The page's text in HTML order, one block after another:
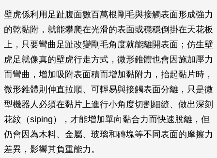
壁虎係利用足趾腹面數百萬根剛毛與接觸表面形成強力
的乾黏附，就能攀爬在光滑的表面或穩穩倒掛在天花板
上，只要彎曲足趾改變剛毛角度就能離開表面；仿生壁
虎足就像真的壁虎行走方式，微形錐體也會因施加壓力
而彎曲，增加吸附表面積而增加黏附力，抬起黏片時，
微形錐體則伸直拉順、可輕易與接觸表面分離，只是微
型機器人必須在黏片上進行小角度切割細縫、做出深刻
花紋（siping），才能增加單向黏合力而快速脫離，但
仍會因為木料、金屬、玻璃和磚塊等不同表面的摩擦力
差異，影響其負重能力。